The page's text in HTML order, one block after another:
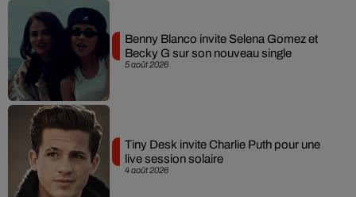
5 août 2026
Benny Blanco invite Selena Gomez et
Becky G sur son nouveau single
4 août 2026
Tiny Desk invite Charlie Puth pour une
live session solaire